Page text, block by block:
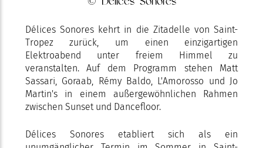
Délices Sonores kehrt in die Zitadelle von Saint-
Tropez zurück, um einen einzigartigen
Elektroabend unter freiem Himmel zu
veranstalten. Auf dem Programm stehen Matt
Sassari, Goraab, Rémy Baldo, L'Amorosso und Jo
Martin's in einem außergewöhnlichen Rahmen
zwischen Sunset und Dancefloor.
Délices Sonores etabliert sich als ein